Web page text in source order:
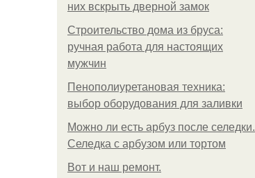
них вскрыть дверной замок
Строительство дома из бруса:
ручная работа для настоящих
мужчин
Пенополиуретановая техника:
выбор оборудования для заливки
Можно ли есть арбуз после селедки.
Селедка с арбузом или тортом
Boт и наш ремoнт.